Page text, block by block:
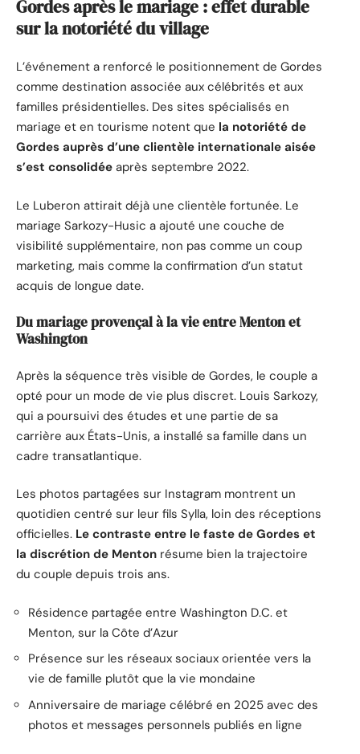
Gordes après le mariage : effet durable
sur la notoriété du village
L’événement a renforcé le positionnement de Gordes
comme destination associée aux célébrités et aux
familles présidentielles. Des sites spécialisés en
mariage et en tourisme notent que la notoriété de
Gordes auprès d’une clientèle internationale aisée
s’est consolidée après septembre 2022.
Le Luberon attirait déjà une clientèle fortunée. Le
mariage Sarkozy-Husic a ajouté une couche de
visibilité supplémentaire, non pas comme un coup
marketing, mais comme la confirmation d’un statut
acquis de longue date.
Du mariage provençal à la vie entre Menton et
Washington
Après la séquence très visible de Gordes, le couple a
opté pour un mode de vie plus discret. Louis Sarkozy,
qui a poursuivi des études et une partie de sa
carrière aux États-Unis, a installé sa famille dans un
cadre transatlantique.
Les photos partagées sur Instagram montrent un
quotidien centré sur leur fils Sylla, loin des réceptions
officielles. Le contraste entre le faste de Gordes et
la discrétion de Menton résume bien la trajectoire
du couple depuis trois ans.
Résidence partagée entre Washington D.C. et
Menton, sur la Côte d’Azur
Présence sur les réseaux sociaux orientée vers la
vie de famille plutôt que la vie mondaine
Anniversaire de mariage célébré en 2025 avec des
photos et messages personnels publiés en ligne